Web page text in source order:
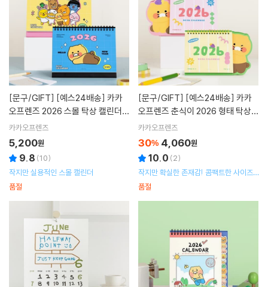
[문구/GIFT]
오프렌즈 2026 스몰 탁상 캘린더
달력
카카오프렌즈
5,200원
9.8 (10)
작지만 실용적인 스몰 캘린더
품절
[문구/GIFT]
오프렌즈 춘식이 2026 형태 탁상
캘린더
카카오프렌즈
30% 4,060원
10.0 (2)
작지만 확실한 존재감! 콤팩트한 사이즈
의 미니 캘린더
품절